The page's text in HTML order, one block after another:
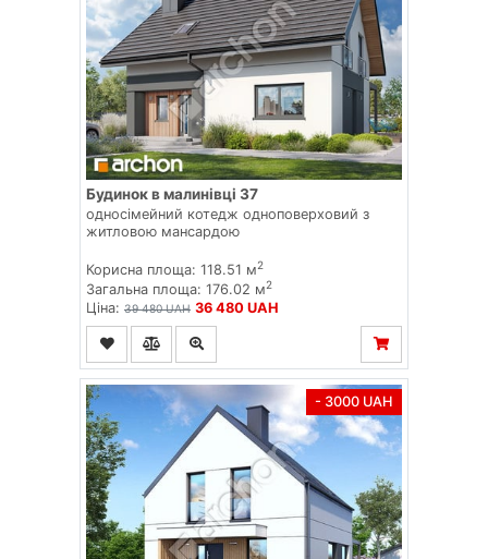
Будинок в малинівці 37
односімейний котедж одноповерховий з
житловою мансардою
Корисна площа: 118.51 м2
Загальна площа: 176.02 м2
Ціна: 39 480 UAH 36 480 UAH
- 3000 UAH